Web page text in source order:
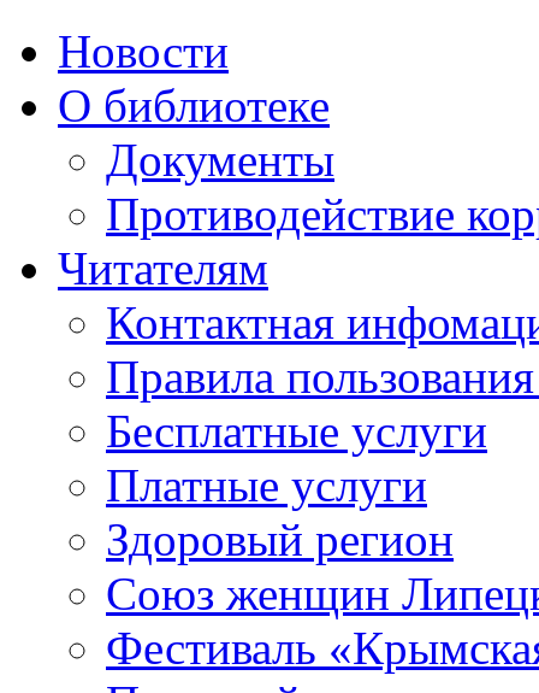
Новости
О библиотеке
Документы
Противодействие
Читателям
Контактная
Правила
Бесплатные услуги
Платные услуги
Здоровый регион
Союз женщин
Фестиваль